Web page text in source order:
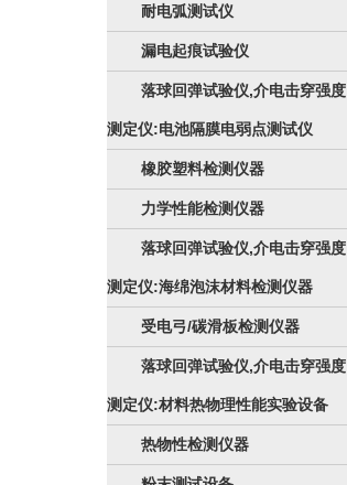
耐电弧测试仪
漏电起痕试验仪
落球回弹试验仪,介电击穿强度
测定仪:电池隔膜电弱点测试仪
橡胶塑料检测仪器
力学性能检测仪器
落球回弹试验仪,介电击穿强度
测定仪:海绵泡沫材料检测仪器
受电弓/碳滑板检测仪器
落球回弹试验仪,介电击穿强度
测定仪:材料热物理性能实验设备
热物性检测仪器